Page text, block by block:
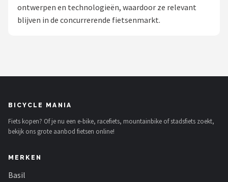
Shop
AXA
BBB Cycling
ontwerpen en technologieën, waardoor ze relevant
blijven in de concurrerende fietsenmarkt.
BICYCLE MANIA
Fiets kopen? Of je nu een e-bike, racefiets, mountainbike of stadsfiets zoekt,
bekijk ons grote aanbod fietsen online!
MERKEN
Basil